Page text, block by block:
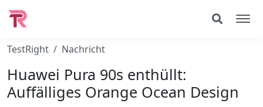
TestRight Nachricht
Huawei Pura 90s enthüllt:
Auffälliges Orange Ocean Design